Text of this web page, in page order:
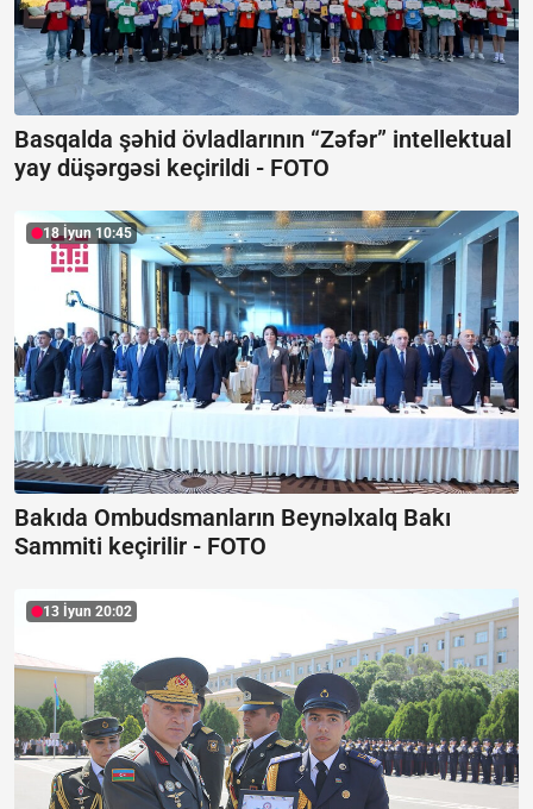
Basqalda şəhid övladlarının “Zəfər” intellektual
yay düşərgəsi keçirildi - FOTO
18 İyun 10:45
Bakıda Ombudsmanların Beynəlxalq Bakı
Sammiti keçirilir - FOTO
13 İyun 20:02